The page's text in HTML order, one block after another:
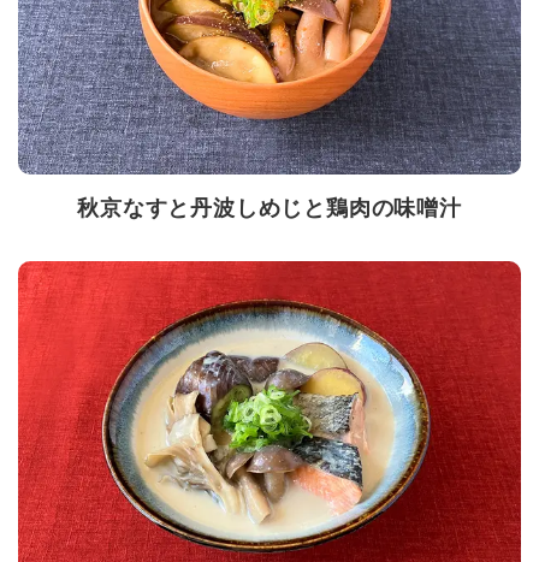
秋京なすと丹波しめじと鶏肉の味噌汁